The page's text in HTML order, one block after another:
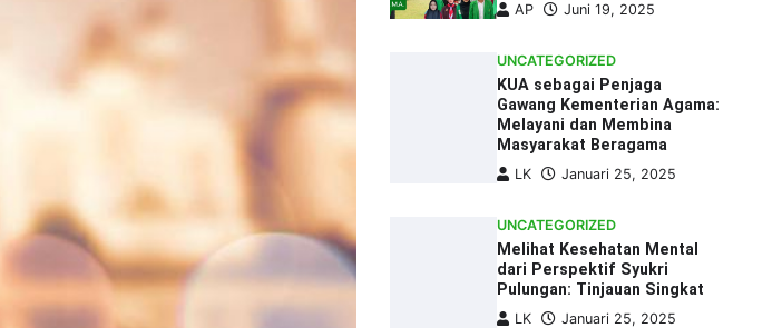
AP Juni 19, 2025
UNCATEGORIZED
KUA sebagai Penjaga
Gawang Kementerian Agama:
Melayani dan Membina
Masyarakat Beragama
LK Januari 25, 2025
UNCATEGORIZED
Melihat Kesehatan Mental
dari Perspektif Syukri
Pulungan: Tinjauan Singkat
LK Januari 25, 2025